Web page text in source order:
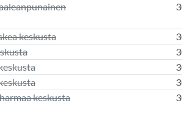
keskusta
keskusta